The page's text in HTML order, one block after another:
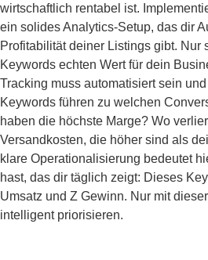
wirtschaftlich rentabel ist.
ein solides Analytics-Setup, das dir
Profitabilität deiner Listings gibt. Nur
Keywords echten Wert für dein
Tracking muss automatisiert sein
Keywords führen zu welchen
haben die höchste Marge? Wo
Versandkosten, die höher sind als
klare Operationalisierung bedeutet
hast, das dir täglich zeigt: Dieses
Umsatz und Z Gewinn. Nur mit
intelligent priorisieren.